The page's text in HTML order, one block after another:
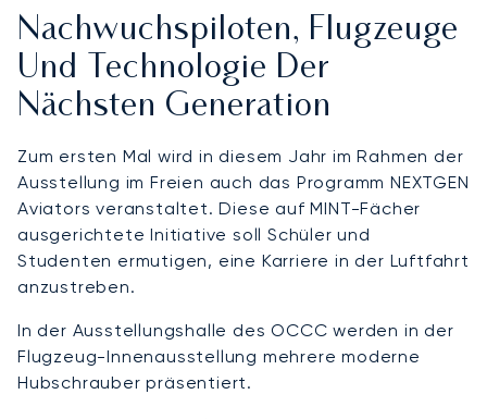
Nachwuchspiloten, Flugzeuge
Und Technologie Der
Nächsten Generation
Zum ersten Mal wird in diesem Jahr im Rahmen der
Ausstellung im Freien auch das Programm NEXTGEN
Aviators veranstaltet. Diese auf MINT-Fächer
ausgerichtete Initiative soll Schüler und
Studenten ermutigen, eine Karriere in der Luftfahrt
anzustreben.
In der Ausstellungshalle des OCCC werden in der
Flugzeug-Innenausstellung mehrere moderne
Hubschrauber präsentiert.